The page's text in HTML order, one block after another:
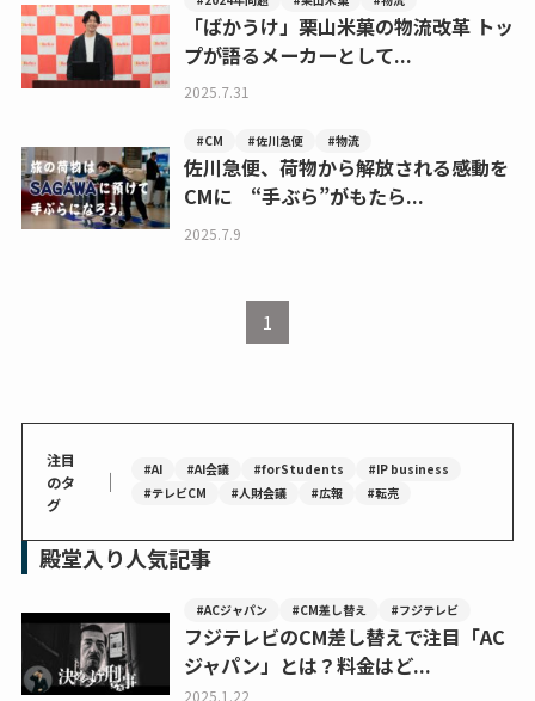
「ばかうけ」栗山米菓の物流改革 トッ
プが語るメーカーとして...
2025.7.31
#CM #佐川急便 #物流
佐川急便、荷物から解放される感動を
CMに “手ぶら”がもたら...
2025.7.9
1
注目
のタ
グ
｜ #AI #AI会議 #forStudents
#IP business
#テレビCM
#人財会議 #広報 #転売
殿堂入り人気記事
#ACジャパン #CM差し替え #フジテレビ
フジテレビのCM差し替えで注目「AC
ジャパン」とは？料金はど...
2025.1.22